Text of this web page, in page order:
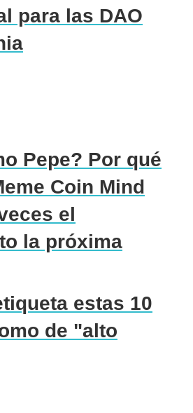
para las DAO
Pepe? Por qué
Coin Mind
el
la próxima
estas 10
de "alto